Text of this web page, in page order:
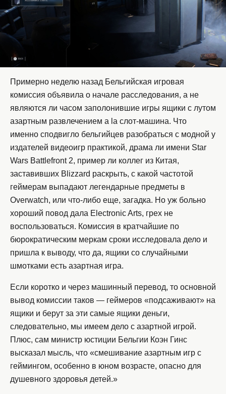
Примерно неделю назад Бельгийская игровая
комиссия объявила о начале расследования, а не
являются ли часом заполонившие игры ящики с лутом
азартным развлечением a la слот-машина. Что
именно сподвигло бельгийцев разобраться с модной у
издателей видеоигр практикой, драма ли имени Star
Wars Battlefront 2, пример ли коллег из Китая,
заставивших Blizzard раскрыть, с какой частотой
геймерам выпадают легендарные предметы в
Overwatch, или что-либо еще, загадка. Но уж больно
хороший повод дала Electronic Arts, грех не
воспользоваться. Комиссия в кратчайшие по
бюрократическим меркам сроки исследовала дело и
пришла к выводу, что да, ящики со случайными
шмотками есть азартная игра.
Если коротко и через машинный перевод, то основной
вывод комиссии таков — геймеров «подсаживают» на
ящики и берут за эти самые ящики деньги,
следовательно, мы имеем дело с азартной игрой.
Плюс, сам министр юстиции Бельгии Коэн Гинс
высказал мысль, что «смешивание азартным игр с
геймингом, особенно в юном возрасте, опасно для
душевного здоровья детей.»